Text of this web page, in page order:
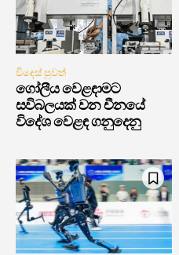
විදෙස් පුවත්
ගෝලීය වෙළඳාමට
සවිබලයක් වන චීනයේ
විදේශ වෙළඳ ගනුදෙනු